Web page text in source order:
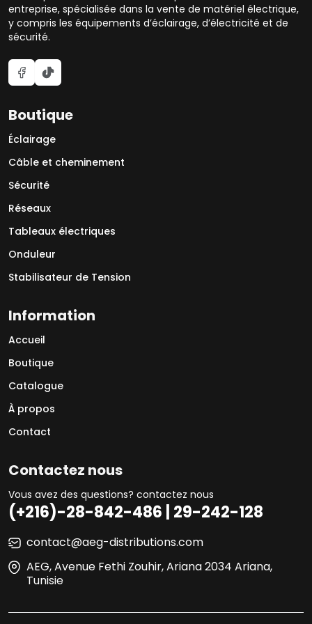
entreprise, spécialisée dans la vente de matériel électrique,
y compris les équipements d’éclairage, d’électricité et de
sécurité.
Boutique
Éclairage
Câble et cheminement
Sécurité
Réseaux
Tableaux électriques
Onduleur
Stabilisateur de Tension
Information
Accueil
Boutique
Catalogue
À propos
Contact
Contactez nous
Vous avez des questions? contactez nous
(+216)-28-842-486 | 29-242-128
contact@aeg-distributions.com
AEG, Avenue Fethi Zouhir, Ariana 2034 Ariana,
Tunisie